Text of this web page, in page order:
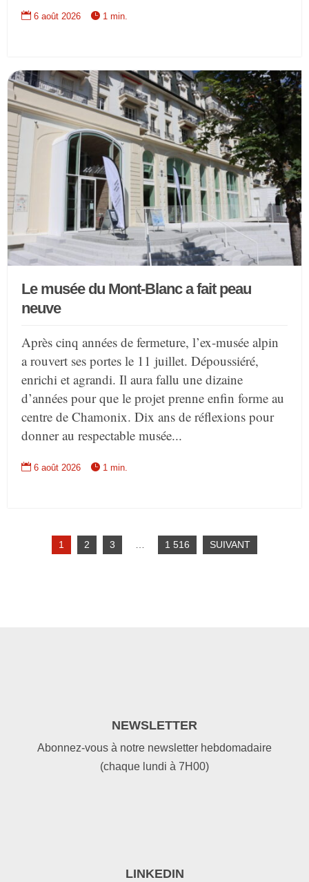
 6 août 2026  1 min.
Le musée du Mont-Blanc a fait peau
neuve
Après cinq années de fermeture, l’ex-musée alpin
a rouvert ses portes le 11 juillet. Dépoussiéré,
enrichi et agrandi. Il aura fallu une dizaine
d’années pour que le projet prenne enfin forme au
centre de Chamonix. Dix ans de réflexions pour
donner au respectable musée...
 6 août 2026  1 min.
1 2 3 … 1 516 SUIVANT
NEWSLETTER
Abonnez-vous à notre newsletter hebdomadaire
(chaque lundi à 7H00)
LINKEDIN